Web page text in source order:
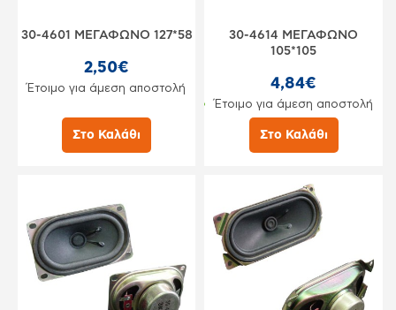
30-4601 ΜΕΓΑΦΩΝΟ 127*58
2,50€
Έτοιμο για άμεση αποστολή
Στο Καλάθι
30-4614 ΜΕΓΑΦΩΝΟ
105*105
4,84€
Έτοιμο για άμεση αποστολή
Στο Καλάθι